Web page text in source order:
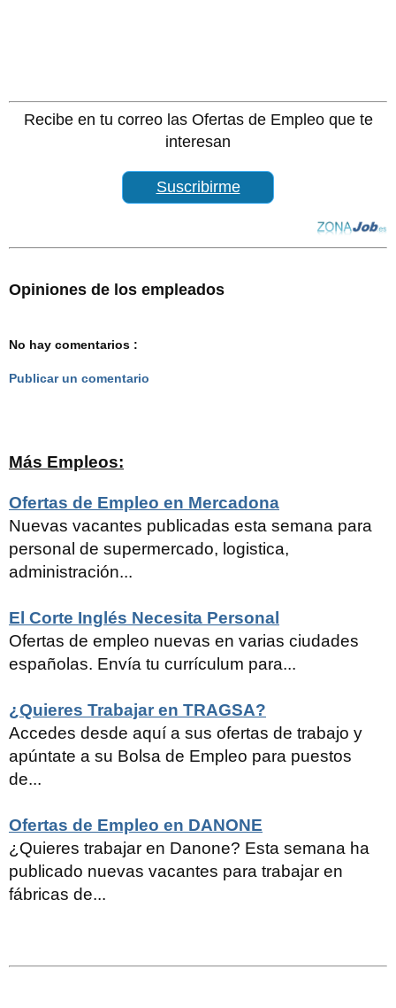
Recibe en tu correo las Ofertas de Empleo que te
interesan
Suscribirme
Opiniones de los empleados
No hay comentarios :
Publicar un comentario
Más Empleos:
Ofertas de Empleo en Mercadona
Nuevas vacantes publicadas esta semana para
personal de supermercado, logistica,
administración...
El Corte Inglés Necesita Personal
Ofertas de empleo nuevas en varias ciudades
españolas. Envía tu currículum para...
¿Quieres Trabajar en TRAGSA?
Accedes desde aquí a sus ofertas de trabajo y
apúntate a su Bolsa de Empleo para puestos
de...
Ofertas de Empleo en DANONE
¿Quieres trabajar en Danone? Esta semana ha
publicado nuevas vacantes para trabajar en
fábricas de...